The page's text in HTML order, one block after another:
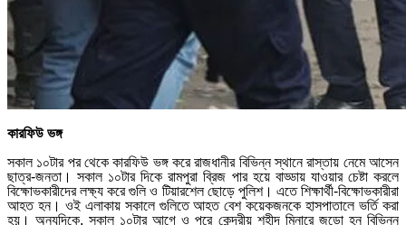
কারফিউ ভঙ্গ
সকাল ১০টার পর থেকে কারফিউ ভঙ্গ করে রাজধানীর বিভিন্ন স্থানে রাস্তায় নেমে আসেন
ছাত্র-জনতা। সকাল ১০টার দিকে রামপুরা ব্রিজ পার হয়ে বাড্ডায় যাওয়ার চেষ্টা করলে
বিক্ষোভকারীদের লক্ষ্য করে গুলি ও টিয়ারশেল ছোড়ে পুলিশ। এতে শিক্ষার্থী-বিক্ষোভকারীরা
আহত হন। ওই এলাকায় সকালে গুলিতে আহত বেশ কয়েকজনকে হাসপাতালে ভর্তি করা
হয়। অন্যদিকে, সকাল ১০টার আগে ও পরে কেন্দ্রীয় শহীদ মিনারে জড়ো হন বিভিন্ন